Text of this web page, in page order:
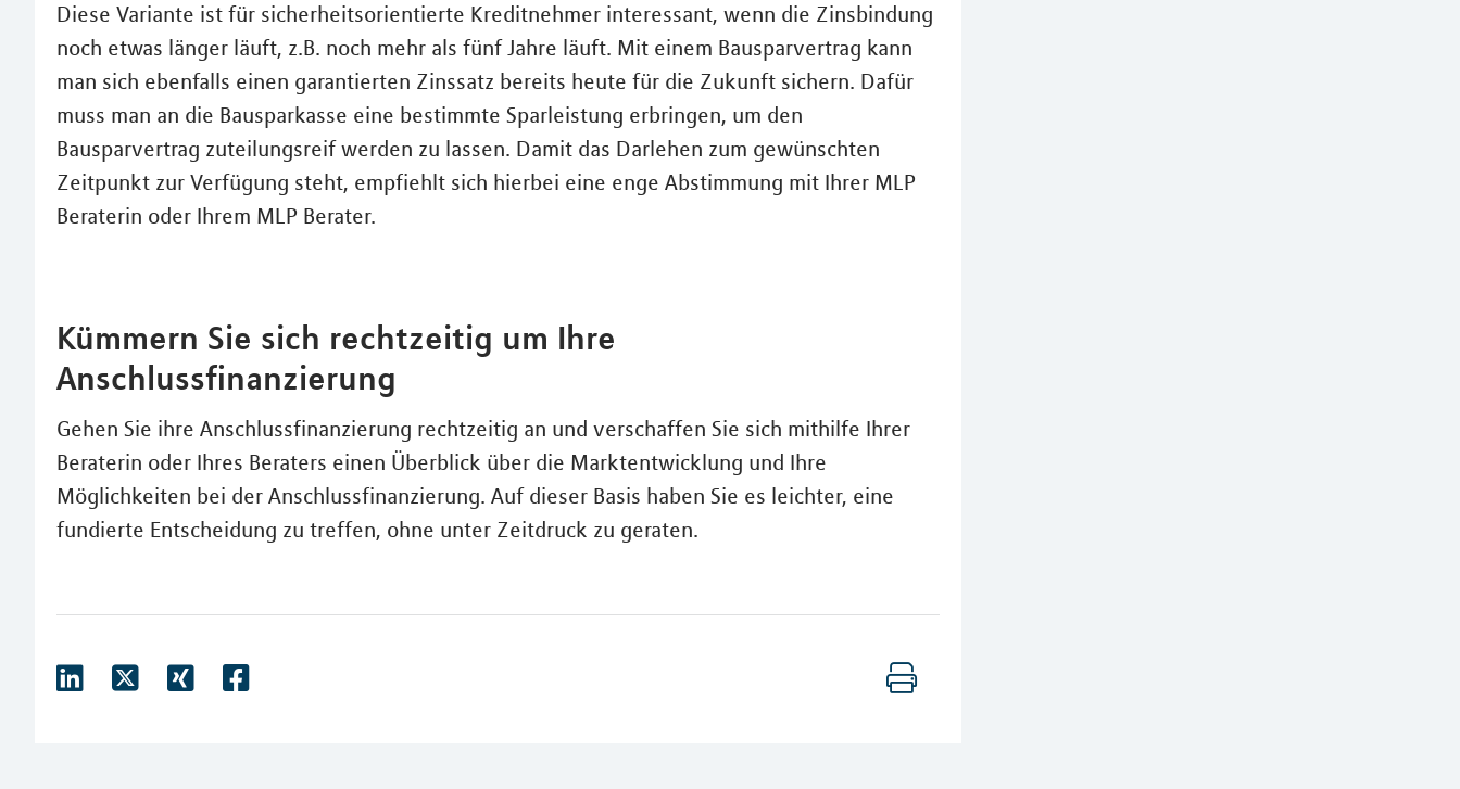
Diese Variante ist für sicherheitsorientierte Kreditnehmer interessant, wenn die Zinsbindung
noch etwas länger läuft, z.B. noch mehr als fünf Jahre läuft. Mit einem Bausparvertrag kann
man sich ebenfalls einen garantierten Zinssatz bereits heute für die Zukunft sichern. Dafür
muss man an die Bausparkasse eine bestimmte Sparleistung erbringen, um den
Bausparvertrag zuteilungsreif werden zu lassen. Damit das Darlehen zum gewünschten
Zeitpunkt zur Verfügung steht, empfiehlt sich hierbei eine enge Abstimmung mit Ihrer MLP
Beraterin oder Ihrem MLP Berater.
Kümmern Sie sich rechtzeitig um Ihre
Anschlussfinanzierung
Gehen Sie ihre Anschlussfinanzierung rechtzeitig an und verschaffen Sie sich mithilfe Ihrer
Beraterin oder Ihres Beraters einen Überblick über die Marktentwicklung und Ihre
Möglichkeiten bei der Anschlussfinanzierung. Auf dieser Basis haben Sie es leichter, eine
fundierte Entscheidung zu treffen, ohne unter Zeitdruck zu geraten.